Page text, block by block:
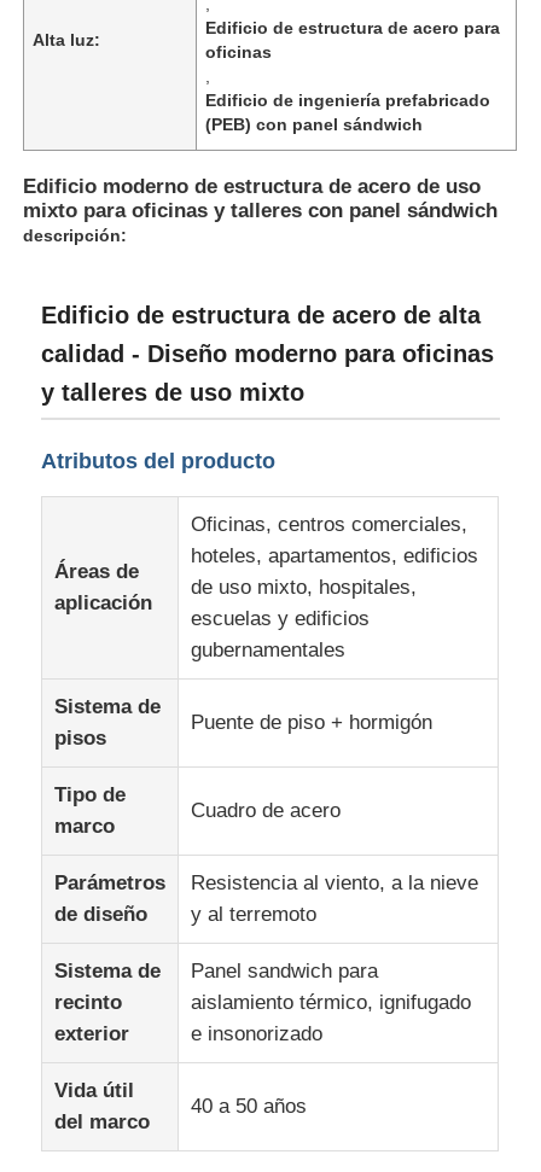
Hogar
Acerca de nosotros
Visita a la fábrica
Contáctenos
Casos
El blog
Alta luz:
Edificio de estructura de acero para
oficinas
Edificio de ingeniería prefabricado
(PEB) con panel sándwich
Edificio moderno de estructura de acero de uso
mixto para oficinas y talleres con panel sándwich
descripción:
Edificio de estructura de acero de alta
calidad - Diseño moderno para oficinas
y talleres de uso mixto
Atributos del producto
Áreas de
aplicación
Oficinas, centros comerciales,
hoteles, apartamentos, edificios
de uso mixto, hospitales,
escuelas y edificios
gubernamentales
Sistema de
pisos
Puente de piso + hormigón
Tipo de
marco
Cuadro de acero
Parámetros
de diseño
Resistencia al viento, a la nieve
y al terremoto
Sistema de
recinto
exterior
Panel sandwich para
aislamiento térmico, ignifugado
e insonorizado
Vida útil
del marco
40 a 50 años